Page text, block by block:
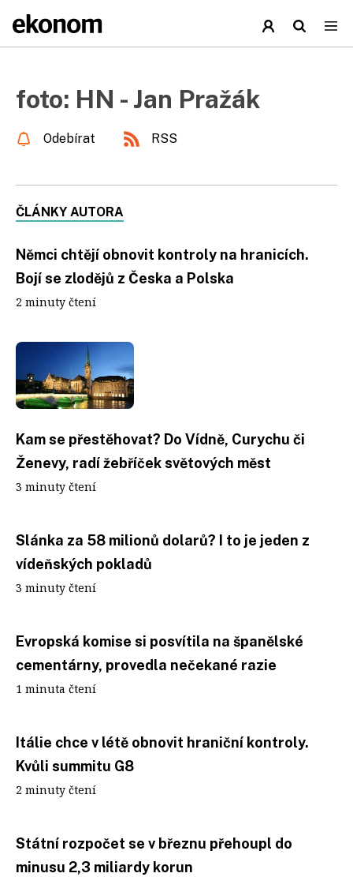
foto: HN - Jan Pražák
Odebírat RSS
ČLÁNKY AUTORA
Němci chtějí obnovit kontroly na hranicích.
Bojí se zlodějů z Česka a Polska
2 minuty čtení
Kam se přestěhovat? Do Vídně, Curychu či
Ženevy, radí žebříček světových měst
3 minuty čtení
Slánka za 58 milionů dolarů? I to je jeden z
vídeňských pokladů
3 minuty čtení
Evropská komise si posvítila na španělské
cementárny, provedla nečekané razie
1 minuta čtení
Itálie chce v létě obnovit hraniční kontroly.
Kvůli summitu G8
2 minuty čtení
Státní rozpočet se v březnu přehoupl do
minusu 2,3 miliardy korun